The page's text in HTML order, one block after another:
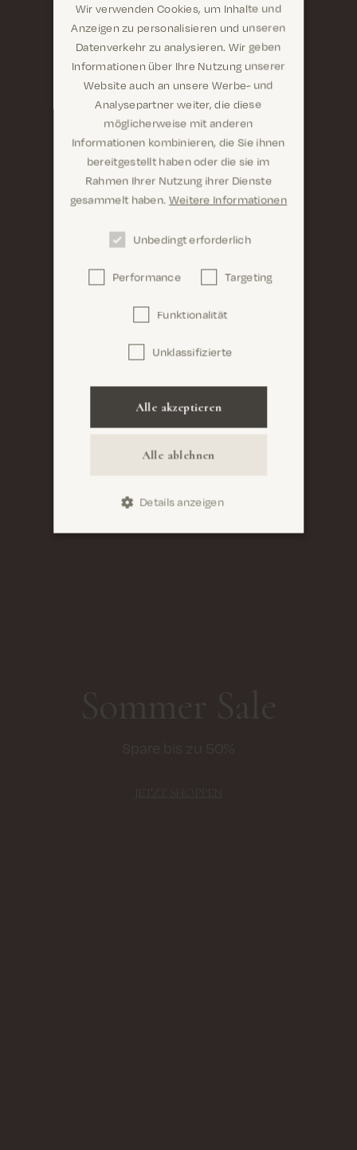
Sind Sie hier richtig? Es sieht so aus, als wären Sie
dabei United States
Confirm
Wir verwenden Cookies, um Inhalte und
Anzeigen zu personalisieren und unseren
Datenverkehr zu analysieren. Wir geben
Informationen über Ihre Nutzung unserer
Website auch an unsere Werbe- und
Analysepartner weiter, die diese
möglicherweise mit anderen
Informationen kombinieren, die Sie ihnen
bereitgestellt haben oder die sie im
Rahmen Ihrer Nutzung ihrer Dienste
gesammelt haben. Weitere Informationen
Unbedingt erforderlich
Performance Targeting
Funktionalität
Unklassifizierte
Alle akzeptieren
Alle ablehnen
Details anzeigen